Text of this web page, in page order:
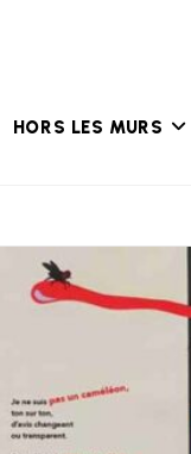
HORS LES MURS